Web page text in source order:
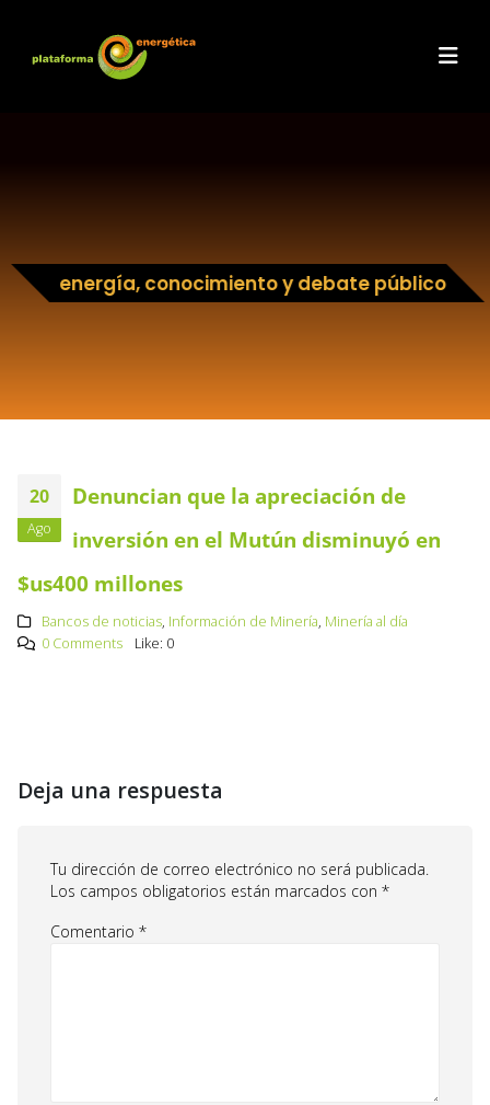
energía, conocimiento y debate público
20
Ago
Denuncian que la apreciación de
inversión en el Mutún disminuyó en
$us400 millones
Bancos de noticias, Información de Minería, Minería al día
0 Comments
Like: 0
Deja una respuesta
Tu dirección de correo electrónico no será publicada.
Los campos obligatorios están marcados con *
Comentario *